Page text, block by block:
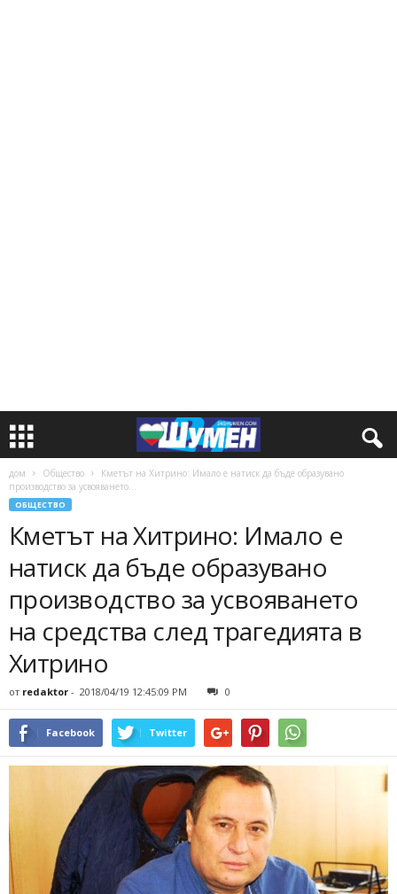
дом Общество
Кметът на Хитрино: Имало е натиск да бъде образувано
производство за усвояването...
ОБЩЕСТВО
Кметът на Хитрино: Имало е
натиск да бъде образувано
производство за усвояването
на средства след трагедията в
Хитрино
от redaktor - 2018/04/19 12:45:09 PM 0
Facebook Twitter